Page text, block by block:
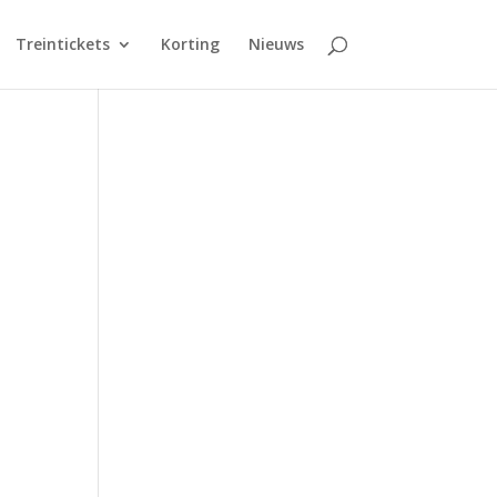
Treintickets Korting Nieuws